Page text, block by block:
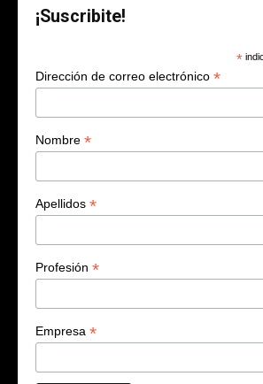
¡Suscribite!
*
Dirección de correo electrónico *
Nombre *
Apellidos *
Profesión *
Empresa *